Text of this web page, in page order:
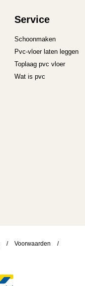
Service
Schoonmaken
Pvc-vloer laten leggen
Toplaag pvc vloer
Wat is pvc
/ Voorwaarden
/